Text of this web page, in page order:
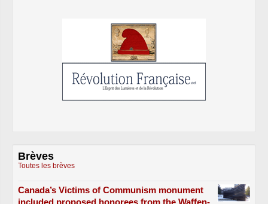
Brèves
Toutes les brèves
Canada’s Victims of Communism monument
included proposed honorees from the Waffen-